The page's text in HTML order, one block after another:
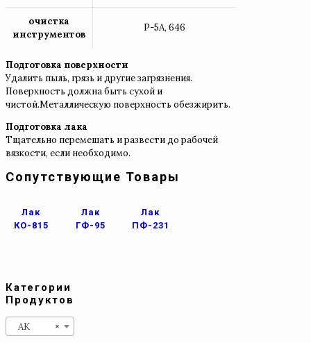
очистка
инструментов
Р-5А, 646
Подготовка поверхности
Удалить пыль, грязь и другие загрязнения.
Поверхность должна быть сухой и
чистой.Металлическую поверхность обезжирить.
Подготовка лака
Тщательно перемешать и развести до рабочей
вязкости, если необходимо.
Сопутствующие Товары
Лак
КО-815
Лак
ГФ-95
Лак
ПФ-231
Категории
Продуктов
×
АК